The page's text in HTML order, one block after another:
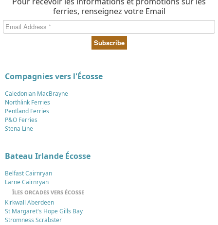
ferries, renseignez votre Email
Compagnies vers l'Écosse
Caledonian MacBrayne
Northlink Ferries
Pentland Ferries
P&O Ferries
Stena Line
Bateau Irlande Écosse
Belfast Cairnryan
Larne Cairnryan
ÎLES ORCADES VERS ÉCOSSE
Kirkwall Aberdeen
St Margaret's Hope Gills Bay
Stromness Scrabster